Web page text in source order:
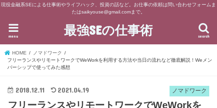
現役金融系SEによる仕事術やライフハック、投資の話など。お仕事の依頼は問い合わせフォームま
たはsaikyouse@gmail.comまで。
最強SEの仕事術 search
menu
HOME
ノマドワーク
フリーランスやリモートワークでWeWorkを利用する方法や当日の流れなど徹底解説！Weメン
バーシップで使ってみた感想
ノマドワーク
2018.12.11 2021.04.19
フリーランスやリモートワークでWeWorkを